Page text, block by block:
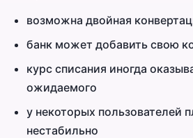
возможна двойная
банк может добавить свою
курс списания иногда
ожидаемого
у некоторых пользователей
нестабильно